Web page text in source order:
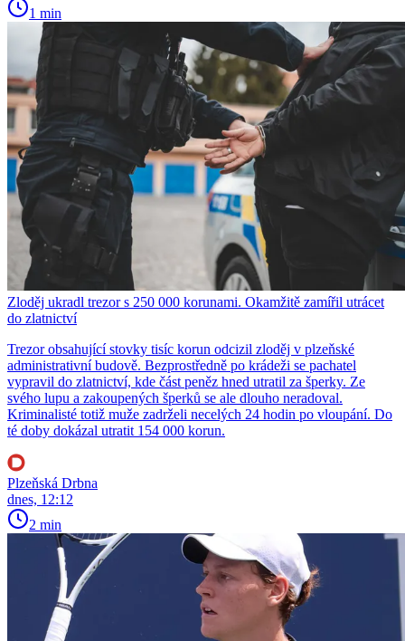
1 min
Zloděj ukradl trezor s 250 000 korunami. Okamžitě zamířil utrácet
do zlatnictví
Trezor obsahující stovky tisíc korun odcizil zloděj v plzeňské
administrativní budově. Bezprostředně po krádeži se pachatel
vypravil do zlatnictví, kde část peněz hned utratil za šperky. Ze
svého lupu a zakoupených šperků se ale dlouho neradoval.
Kriminalisté totiž muže zadrželi necelých 24 hodin po vloupání. Do
té doby dokázal utratit 154 000 korun.
Plzeňská Drbna
dnes, 12:12
2 min